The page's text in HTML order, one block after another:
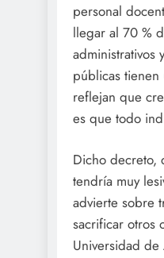
personal
llegar al 70 %
administrativos
públicas
reflejan que
es que todo
Dicho decreto,
tendría muy
advierte sobre
sacrificar otros
Universidad